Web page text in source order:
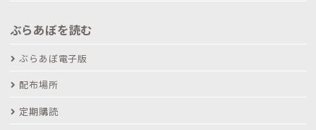
ぶらあぼを読む
ぶらあぼ電子版
配布場所
定期購読